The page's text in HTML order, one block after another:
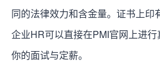
同的法律效力和含金量。证书上印
企业HR可以直接在PMI官网上进
你的面试与定薪。